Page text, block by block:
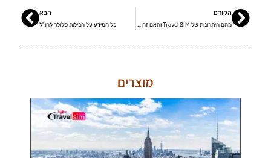
הקודם
מהם היתרונות של Travel SIM והאם זה משתלם?
הבא
כל המידע על חבילות סלולר לחו"ל
מוצרים